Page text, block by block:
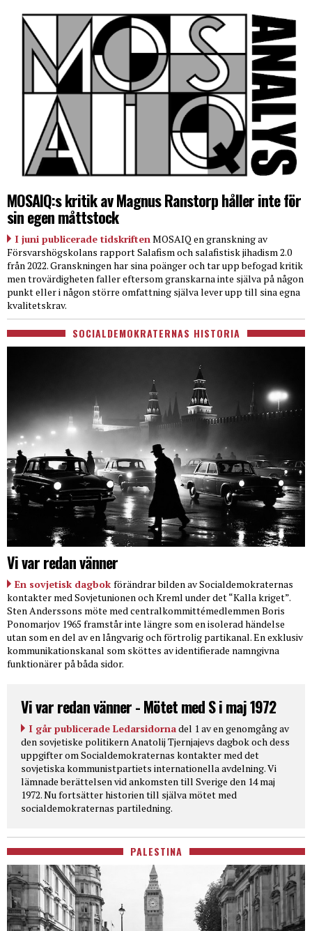
MOSAIQ:s kritik av Magnus Ranstorp håller inte för
sin egen måttstock
I juni publicerade tidskriften MOSAIQ en granskning av
Försvarshögskolans rapport Salafism och salafistisk jihadism 2.0
från 2022. Granskningen har sina poänger och tar upp befogad kritik
men trovärdigheten faller eftersom granskarna inte själva på någon
punkt eller i någon större omfattning själva lever upp till sina egna
kvalitetskrav.
SOCIALDEMOKRATERNAS HISTORIA
Vi var redan vänner
En sovjetisk dagbok förändrar bilden av Socialdemokraternas
kontakter med Sovjetunionen och Kreml under det “Kalla kriget”.
Sten Anderssons möte med centralkommittémedlemmen Boris
Ponomarjov 1965 framstår inte längre som en isolerad händelse
utan som en del av en långvarig och förtrolig partikanal. En exklusiv
kommunikationskanal som sköttes av identifierade namngivna
funktionärer på båda sidor.
Vi var redan vänner - Mötet med S i maj 1972
I går publicerade Ledarsidornadel 1 av en genomgång av
den sovjetiske politikern Anatolij Tjernjajevs dagbok och dess
uppgifter om Socialdemokraternas kontakter med det
sovjetiska kommunistpartiets internationella avdelning. Vi
lämnade berättelsen vid ankomsten till Sverige den 14 maj
1972. Nu fortsätter historien till själva mötet med
socialdemokraternas partiledning.
PALESTINA